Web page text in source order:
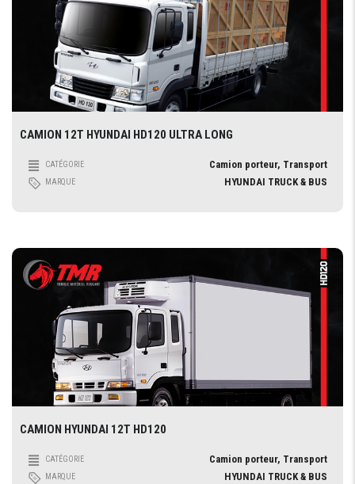
CAMION 12T HYUNDAI HD120 ULTRA LONG
CATÉGORIE Camion porteur, Transport
MARQUE HYUNDAI TRUCK & BUS
CAMION HYUNDAI 12T HD120
CATÉGORIE Camion porteur, Transport
MARQUE HYUNDAI TRUCK & BUS